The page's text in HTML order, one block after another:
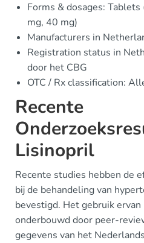
Forms & dosages:
mg, 40 mg)
Manufacturers in
Registration status in
door het CBG
OTC / Rx classification:
Recente
Lisinopril
Recente studies hebben de
bij de behandeling van
bevestigd. Het gebruik
onderbouwd door peer-
gegevens van het